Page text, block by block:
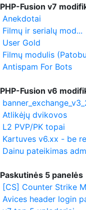
PHP-Fusion v7
Anekdotai
Filmų ir serialų mod...
User Gold
Filmų modulis
Antispam For Bots
PHP-Fusion v6
Atlikėjų dvikovos
L2 PVP/PK topai
Kartuves v6.xx - be
Dainu pateikimas
Paskutinės 5 panelės
[CS] Counter Strike
Avices header login